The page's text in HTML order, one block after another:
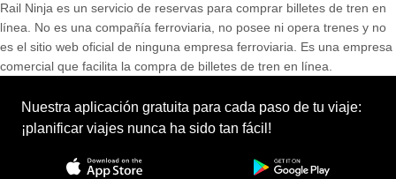
Rail Ninja es un servicio de reservas para comprar billetes de tren en
línea. No es una compañía ferroviaria, no posee ni opera trenes y no
es el sitio web oficial de ninguna empresa ferroviaria. Es una empresa
comercial que facilita la compra de billetes de tren en línea.
Nuestra aplicación gratuita para cada paso de tu viaje:
¡planificar viajes nunca ha sido tan fácil!